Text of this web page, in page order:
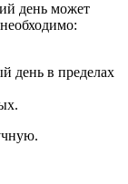
день может
день в пределах